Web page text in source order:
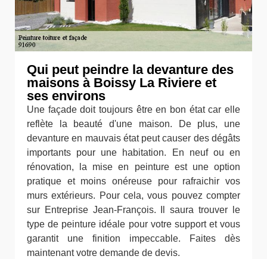
Qui peut peindre la devanture des
maisons à Boissy La Riviere et
ses environs
Une façade doit toujours être en bon état car elle
reflète la beauté d'une maison. De plus, une
devanture en mauvais état peut causer des dégâts
importants pour une habitation. En neuf ou en
rénovation, la mise en peinture est une option
pratique et moins onéreuse pour rafraichir vos
murs extérieurs. Pour cela, vous pouvez compter
sur Entreprise Jean-François. Il saura trouver le
type de peinture idéale pour votre support et vous
garantit une finition impeccable. Faites dès
maintenant votre demande de devis.